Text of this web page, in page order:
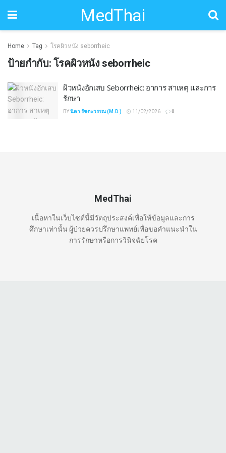
MedThai
Home Tag โรคผิวหนัง seborrheic
ป้ายกำกับ: โรคผิวหนัง seborrheic
ผิวหนังอักเสบ Seborrheic: อาการ สาเหตุ และการ
รักษา
BYนิดา รัชตะวรรณ (M.D.) 11/02/2026 0
MedThai
เนื้อหาในเว็บไซต์นี้มีวัตถุประสงค์เพื่อให้ข้อมูลและการ
ศึกษาเท่านั้น ผู้ป่วยควรปรึกษาแพทย์เพื่อขอคำแนะนำใน
การรักษาหรือการวินิจฉัยโรค